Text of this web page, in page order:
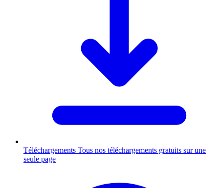
Téléchargements Tous nos téléchargements gratuits sur une
seule page